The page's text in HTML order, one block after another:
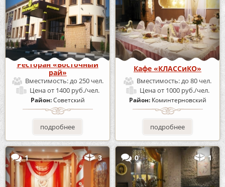
Ресторан «Восточный
рай»
Вместимость:до 250 чел.
Ценаот 1400 руб./чел.
Район:Советский
подробнее
Кафе «КЛАССиКО»
Вместимость:до 80 чел.
Ценаот 1000 руб./чел.
Район: Коминтерновский
подробнее
1 3 0 1